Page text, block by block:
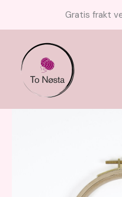
innholdet
Gratis frakt